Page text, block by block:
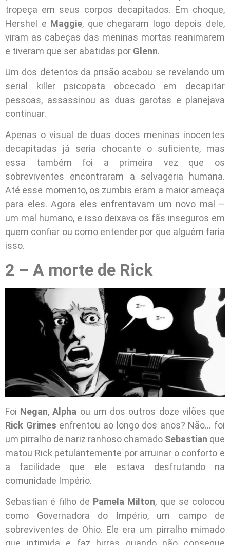
tropeça em seus corpos decapitados. Em choque,
Hershel e Maggie, que chegaram logo depois dele,
viram as cabeças das meninas mortas reanimarem
e tiveram que ser abatidas por Glenn.
Um dos detentos da prisão acabou se revelando um
serial killer psicopata obcecado em decapitar
pessoas, assassinou as duas garotas e planejava
continuar.
Apenas o visual de duas doces meninas inocentes
decapitadas já seria chocante o suficiente, mas
essa também foi a primeira vez que os
sobreviventes encontraram a selvageria humana.
Até esse momento, os zumbis eram a maior ameaça
para eles. Agora eles enfrentavam um novo mal –
um mal humano, e isso deixava os fãs inseguros em
quem confiar ou como entender por que alguém faria
isso.
2 – A morte de Rick
Foi Negan,Alpha ou um dos outros doze vilões que
Rick Grimes enfrentou ao longo dos anos? Não… foi
um pirralho de nariz ranhoso chamado Sebastian que
matou Rick petulantemente por arruinar o conforto e
a facilidade que ele estava desfrutando na
comunidade Império.
Sebastian é filho de Pamela Milton, que se colocou
como Governadora do Império, um campo de
sobreviventes de Ohio. Ele era um pirralho mimado